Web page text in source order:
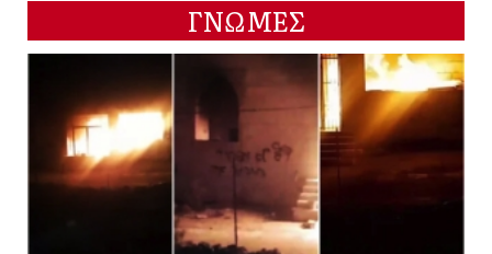
ΓΝΩΜΕΣ